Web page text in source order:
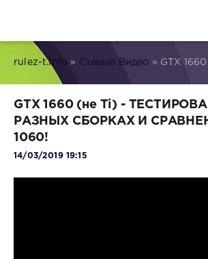
rulez-t.info » Старые Видео » GTX
GTX 1660 (не Ti) -
РАЗНЫХ СБОРКАХ И
1060!
14/03/2019 19:15